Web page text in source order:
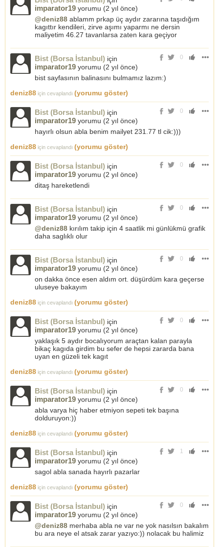
imparator19 yorumu (2 yıl önce)
@deniz88 ablamm prkap üç aydır zararına taşıdığım
kagıttır kendileri, zirve aşımı yaparmı ne dersin
maliyetim 46.27 tavanlarsa zaten kara geçiyor
0
Bist (Borsa İstanbul) için
imparator19 yorumu (2 yıl önce)
bist sayfasının balinasını bulmamız lazım:)
deniz88 için cevaplandı (yorumu göster)
0
Bist (Borsa İstanbul) için
imparator19 yorumu (2 yıl önce)
hayırlı olsun abla benim mailyet 231.77 tl cik:)))
deniz88 için cevaplandı (yorumu göster)
0
Bist (Borsa İstanbul) için
imparator19 yorumu (2 yıl önce)
ditaş hareketlendi
0
Bist (Borsa İstanbul) için
imparator19 yorumu (2 yıl önce)
@deniz88 kırılım takip için 4 saatlik mi günlükmü grafik
daha saglıklı olur
0
Bist (Borsa İstanbul) için
imparator19 yorumu (2 yıl önce)
on dakka önce esen aldım ort. düşürdüm kara geçerse
uluseye bakayım
deniz88 için cevaplandı (yorumu göster)
0
Bist (Borsa İstanbul) için
imparator19 yorumu (2 yıl önce)
yaklaşık 5 aydır bocalıyorum araçtan kalan parayla
bikaç kagıda girdim bu sefer de hepsi zararda bana
uyan en güzeli tek kagıt
deniz88 için cevaplandı (yorumu göster)
0
Bist (Borsa İstanbul) için
imparator19 yorumu (2 yıl önce)
abla varya hiç haber etmiyon sepeti tek başına
dolduruyon:))
deniz88 için cevaplandı (yorumu göster)
1
Bist (Borsa İstanbul) için
imparator19 yorumu (2 yıl önce)
sagol abla sanada hayırlı pazarlar
deniz88 için cevaplandı (yorumu göster)
0
Bist (Borsa İstanbul) için
imparator19 yorumu (2 yıl önce)
@deniz88 merhaba abla ne var ne yok nasılsın bakalım
bu ara neye el atsak zarar yazıyo:)) nolacak bu halimiz